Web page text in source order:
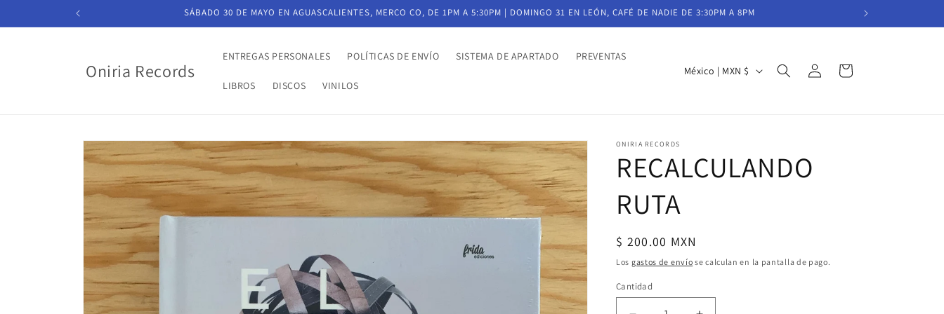
al contenido
SÁBADO 30 DE MAYO EN AGUASCALIENTES, MERCO CO, DE 1PM A 5:30PM | DOMINGO 31 EN LEÓN, CAFÉ DE NADIE DE 3:30PM A 8PM
Oniria Records
ENTREGAS PERSONALES POLÍTICAS DE ENVÍO SISTEMA DE APARTADO PREVENTAS
LIBROS DISCOS VINILOS
/
r
e
g
i
ó
México | MXN $
Iniciar
sesión
Carrito
directamente
a la
información
del producto
ONIRIA RECORDS
RECALCULANDO
RUTA
Precio
habitual
$ 200.00 MXN
Los gastos de envío se calculan en la pantalla de pago.
Cantidad